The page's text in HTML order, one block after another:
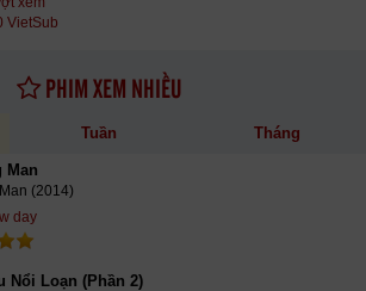
VietSub
PHIM XEM NHIỀU
Tuần Tháng
Man
(2014)
day
Nổi Loạn (Phần 2)